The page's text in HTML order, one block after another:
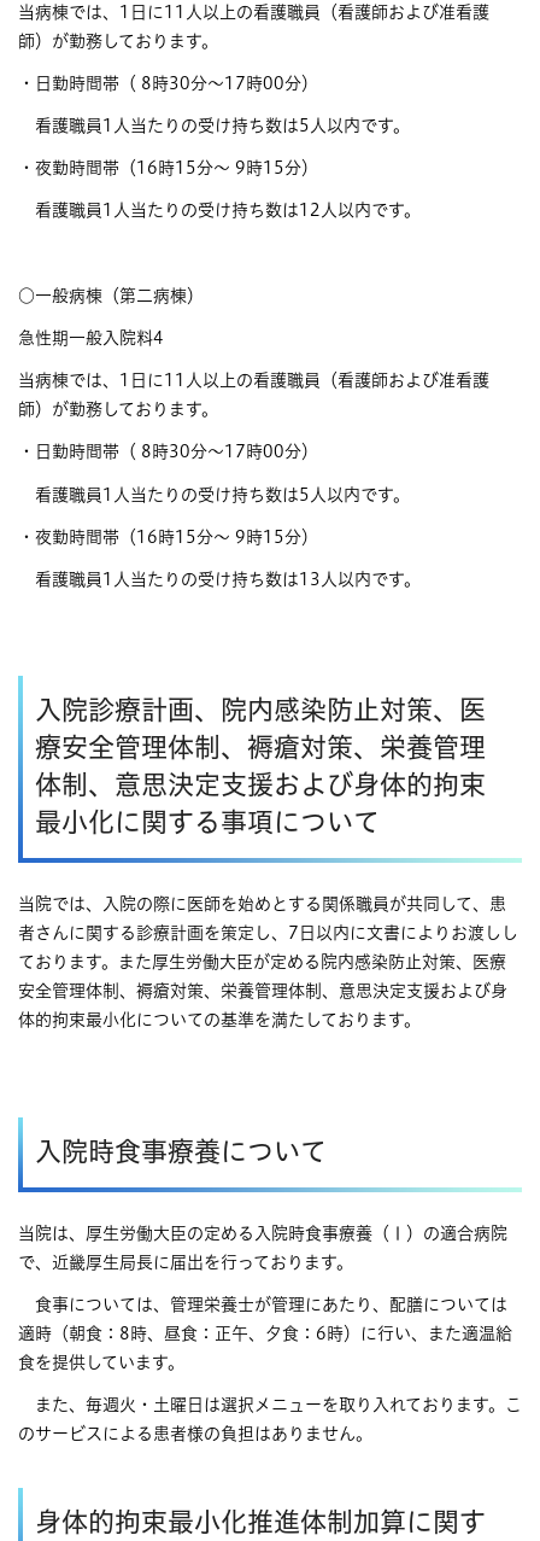
当病棟では、1日に11人以上の看護職員（看護師および准看護
師）が勤務しております。
・日勤時間帯（ 8時30分～17時00分）
看護職員1人当たりの受け持ち数は5人以内です。
・夜勤時間帯（16時15分～ 9時15分）
看護職員1人当たりの受け持ち数は12人以内です。
○一般病棟（第二病棟）
急性期一般入院料4
当病棟では、1日に11人以上の看護職員（看護師および准看護
師）が勤務しております。
・日勤時間帯（ 8時30分～17時00分）
看護職員1人当たりの受け持ち数は5人以内です。
・夜勤時間帯（16時15分～ 9時15分）
看護職員1人当たりの受け持ち数は13人以内です。
入院診療計画、院内感染防止対策、医
療安全管理体制、褥瘡対策、栄養管理
体制、意思決定支援および身体的拘束
最小化に関する事項について
当院では、入院の際に医師を始めとする関係職員が共同して、患
者さんに関する診療計画を策定し、7日以内に文書によりお渡しし
ております。また厚生労働大臣が定める院内感染防止対策、医療
安全管理体制、褥瘡対策、栄養管理体制、意思決定支援および身
体的拘束最小化についての基準を満たしております。
入院時食事療養について
当院は、厚生労働大臣の定める入院時食事療養（Ⅰ）の適合病院
で、近畿厚生局長に届出を行っております。
食事については、管理栄養士が管理にあたり、配膳については
適時（朝食：8時、昼食：正午、夕食：6時）に行い、また適温給
食を提供しています。
また、毎週火・土曜日は選択メニューを取り入れております。こ
のサービスによる患者様の負担はありません。
身体的拘束最小化推進体制加算に関す